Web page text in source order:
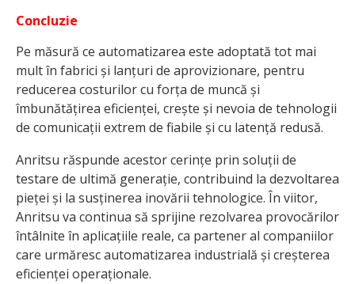
Concluzie
Pe măsură ce automatizarea este adoptată tot mai
mult în fabrici și lanțuri de aprovizionare, pentru
reducerea costurilor cu forța de muncă și
îmbunătățirea eficienței, crește și nevoia de tehnologii
de comunicații extrem de fiabile și cu latență redusă.
Anritsu răspunde acestor cerințe prin soluții de
testare de ultimă generație, contribuind la dezvoltarea
pieței și la susținerea inovării tehnologice. În viitor,
Anritsu va continua să sprijine rezolvarea provocărilor
întâlnite în aplicațiile reale, ca partener al companiilor
care urmăresc automatizarea industrială și creșterea
eficienței operaționale.